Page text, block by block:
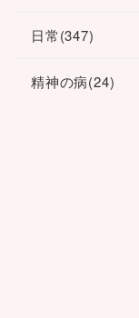
日常(347)
精神の病(24)